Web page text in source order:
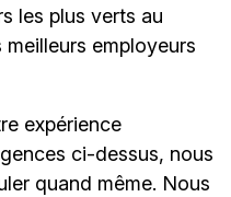
les plus verts au
employeurs
expérience
ci-dessus, nous
quand même. Nous